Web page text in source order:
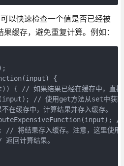
以快速检查一个值是否已经被
缓存，避免重复计算。例如：
{
{ // 如果结果已经在缓存中，直接
// 使用get方法从set中获
缓存中，计算结果并存入缓存。
//
将结果存入缓存。注意，这里使用
回计算结果。